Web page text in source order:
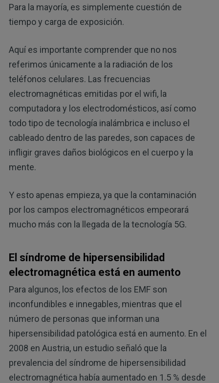
Para la mayoría, es simplemente cuestión de
tiempo y carga de exposición.
Aquí es importante comprender que no nos
referimos únicamente a la radiación de los
teléfonos celulares. Las frecuencias
electromagnéticas emitidas por el wifi, la
computadora y los electrodomésticos, así como
todo tipo de tecnología inalámbrica e incluso el
cableado dentro de las paredes, son capaces de
infligir graves daños biológicos en el cuerpo y la
mente.
Y esto apenas empieza, ya que la contaminación
por los campos electromagnéticos empeorará
mucho más con la llegada de la tecnología 5G.
El síndrome de hipersensibilidad
electromagnética está en aumento
Para algunos, los efectos de los EMF son
inconfundibles e innegables, mientras que el
número de personas que informan una
hipersensibilidad patológica está en aumento. En el
2008 en Austria, un estudio señaló que la
prevalencia del síndrome de hipersensibilidad
electromagnética había aumentado en 1.5 % desde